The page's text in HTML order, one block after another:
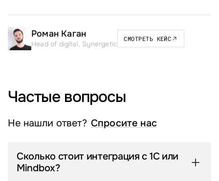
Роман Каган
Head of digital, Synergetic
СМОТРЕТЬ КЕЙС
Частые вопросы
Не нашли ответ? Спросите нас
Сколько стоит интеграция с 1С или
Mindbox?